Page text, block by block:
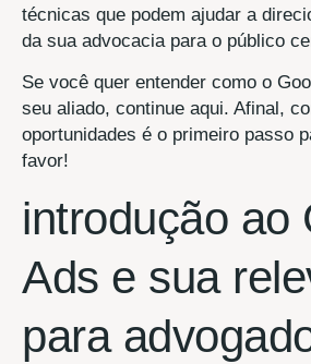
técnicas que podem ajudar a
da sua advocacia para o público
Se você quer entender como o
seu aliado, continue aqui. Afinal,
oportunidades é o primeiro passo
favor!
introdução ao
Ads e sua
para